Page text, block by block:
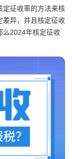
定征收率的方法来核
差异，并且核定征收
么2024年核定征收